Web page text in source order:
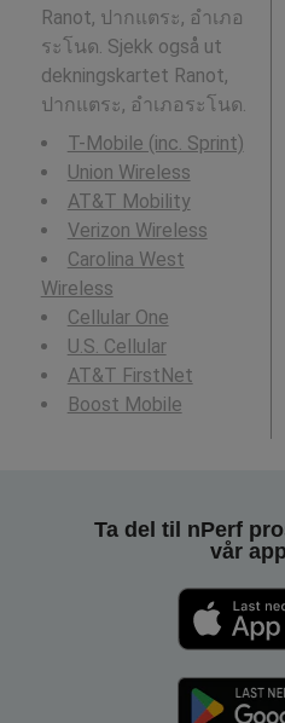
Ranot, ปากแตระ, อำเภอ
ระโนด. Sjekk også ut
dekningskartet Ranot,
ปากแตระ, อำเภอระโนด.
T-Mobile (inc. Sprint)
Union Wireless
AT&T Mobility
Verizon Wireless
Carolina West
Wireless
Cellular One
U.S. Cellular
AT&T FirstNet
Boost Mobile
Ta del til nPerf
vår